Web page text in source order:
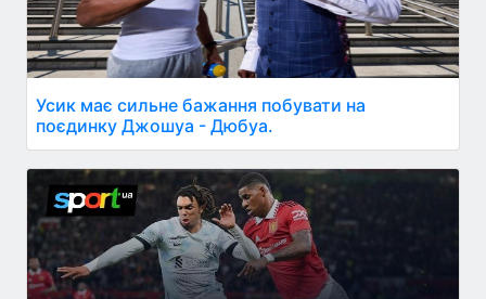
Усик має сильне бажання побувати на
поєдинку Джошуа - Дюбуа.